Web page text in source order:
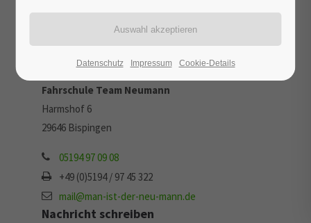
Kontakt
Fahrschule Team Neumann
Harmshof 6
29646 Bispingen
05194 97 09 08
+49 (0)5194 / 97 45 322
mail@man-ist-der-neu-mann.de
Nachricht schreiben
Datenschutz Impressum Cookie-Details